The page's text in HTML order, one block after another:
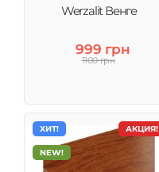
Werzalit Венге
999 грн
1100 грн
АКЦИЯ!
ХИТ!
NEW!